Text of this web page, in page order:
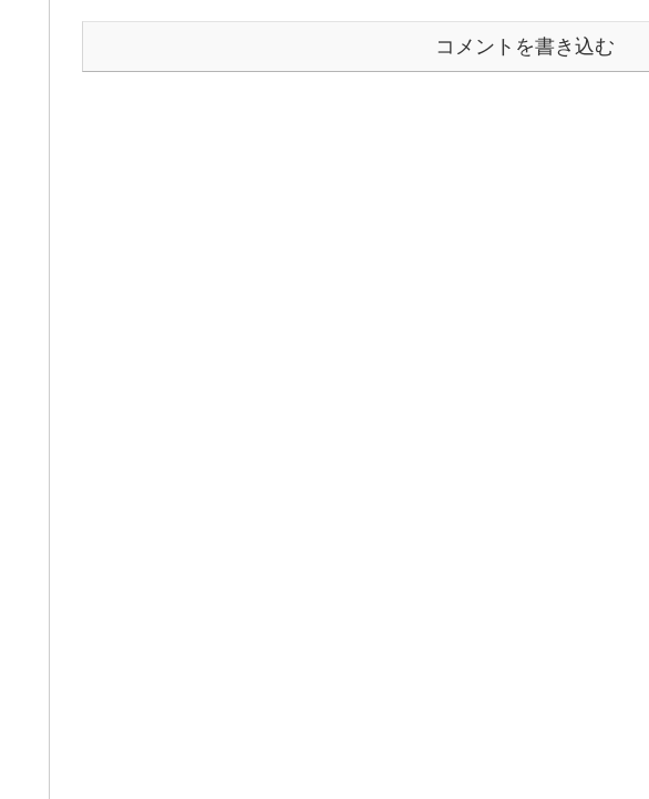
コメントを書き込む